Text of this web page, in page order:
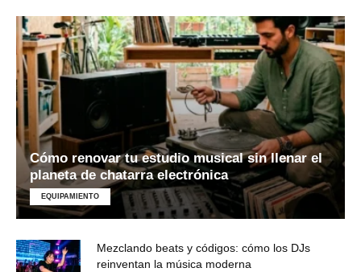
Cómo renovar tu estudio musical sin llenar el
planeta de chatarra electrónica
EQUIPAMIENTO
Mezclando beats y códigos: cómo los DJs
reinventan la música moderna